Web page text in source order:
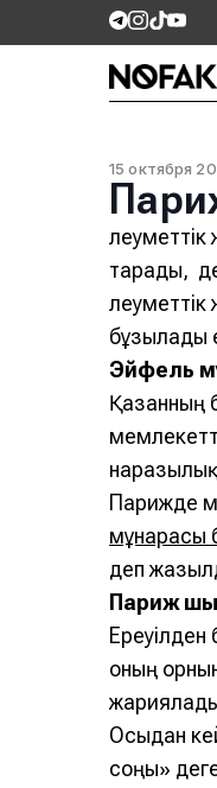
15 октября
тарады,
бұзылады
Эйфель
Қазанның
наразылық
Парижде
мұнарасы
деп
Париж
оның
Осыдан
соңы»